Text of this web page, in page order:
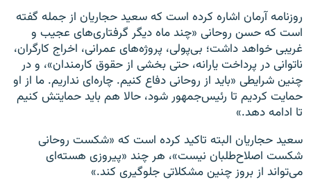
روزنامه آرمان اشاره کرده است که سعید حجاریان از جمله گفته
است که حسن روحانی «چند ماه دیگر گرفتاری‌های عجیب و
غریبی خواهد داشت؛ بی‌پولی، پروژه‌های عمرانی، اخراج کارگران،
ناتوانی در پرداخت یارانه، حتی بخشی از حقوق کارمندان»، و در
چنین شرایطی «باید از روحانی دفاع کنیم. چاره‌ای نداریم. ما از او
حمایت کردیم تا رئیس‌جمهور شود، حالا هم باید حمایتش کنیم
تا ادامه دهد.»
سعید حجاریان البته تاکید کرده است که «شکست روحانی
شکست اصلاح‌طلبان نیست»، هر چند «پیروزی هسته‌ای
می‌تواند از بروز چنین مشکلاتی جلوگیری کند.»